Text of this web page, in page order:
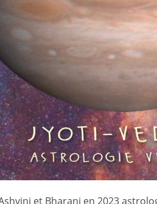
et Bharani en 2023